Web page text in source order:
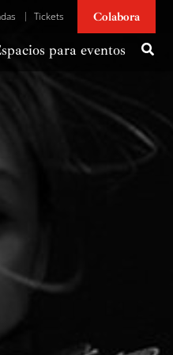
Tickets Colabora
para eventos